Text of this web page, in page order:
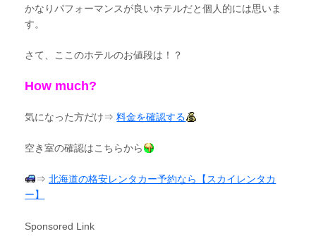
かなりパフォーマンスが良いホテルだと個人的には思いま
す。
さて、ここのホテルのお値段は！？
How much?
気になった方だけ⇒料金を確認する
空き室の確認はこちらから
⇒北海道の格安レンタカー予約なら【スカイレンタカ
ー】
Sponsored Link